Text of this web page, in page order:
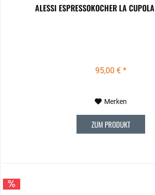
ALESSI ESPRESSOKOCHER LA
95,00 € *
Merken
ZUM PRODUKT